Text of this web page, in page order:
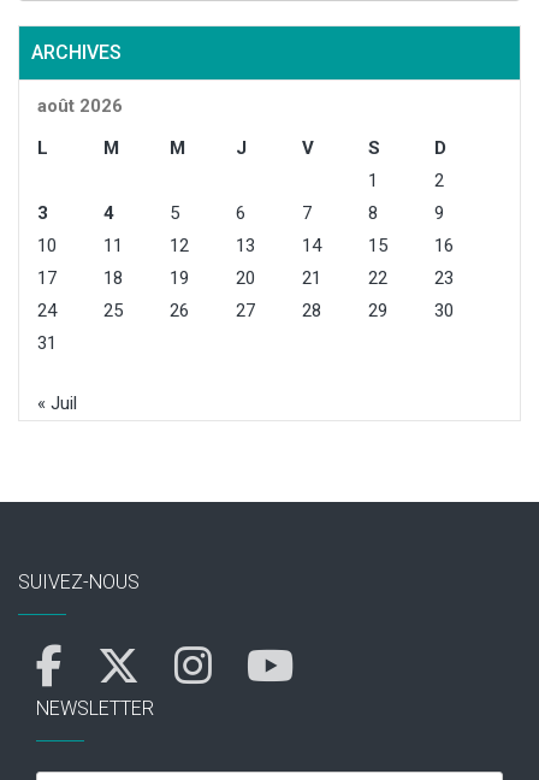
ARCHIVES
août 2026
L
M M J V S
D
1
2
3
4 5 6 7 8
9
10
11 12 13 14 15
16
17
18 19 20 21 22
23
24
25 26 27 28 29
30
31
« Juil
SUIVEZ-NOUS
NEWSLETTER